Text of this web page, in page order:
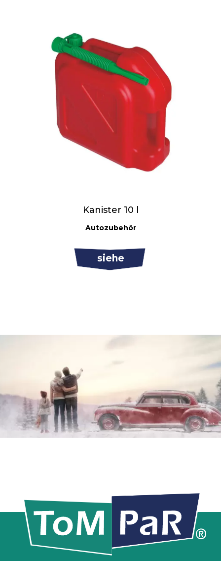
Kanister 10 l
Autozubehör
siehe